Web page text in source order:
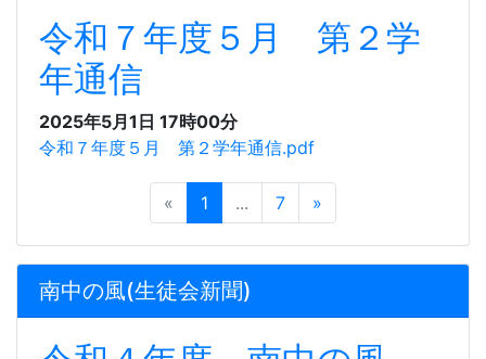
令和７年度５月 第２学
年通信
2025年5月1日 17時00分
令和７年度５月 第２学年通信.pdf
« 1 ... 7 »
南中の風(生徒会新聞)